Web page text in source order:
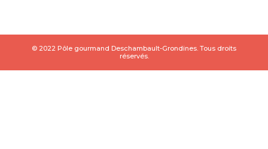
© 2022 Pôle gourmand Deschambault-Grondines. Tous droits
réservés.